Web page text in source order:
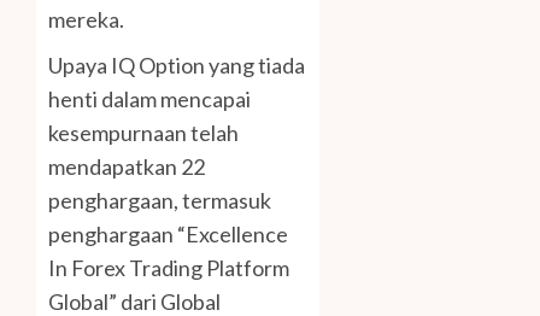
mereka.
Upaya IQ Option yang tiada
henti dalam mencapai
kesempurnaan telah
mendapatkan 22
penghargaan, termasuk
penghargaan “Excellence
In Forex Trading Platform
Global” dari Global